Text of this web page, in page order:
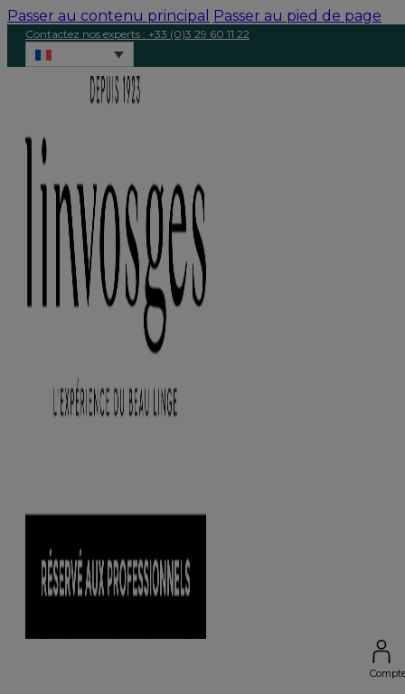
Passer au contenu principal Passer au pied de page
Contactez nos experts : +33 (0)3 29 60 11 22